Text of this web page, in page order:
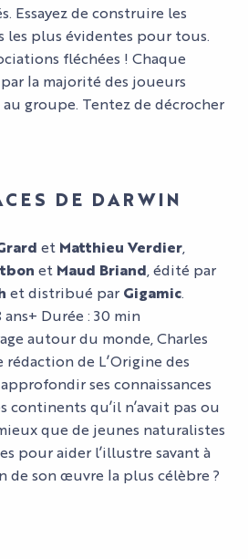
Essayez de construire les
les plus évidentes pour tous.
fléchées ! Chaque
la majorité des joueurs
groupe. Tentez de décrocher
DE DARWIN
et Matthieu Verdier
et Maud Briand , édité par
et distribué par Gigamic.
ans+ Durée : 30 min
autour du monde, Charles
de L’Origine des
ses connaissances
continents qu’il n’avait pas ou
que de jeunes naturalistes
pour aider l’illustre savant à
de son œuvre la plus célèbre ?